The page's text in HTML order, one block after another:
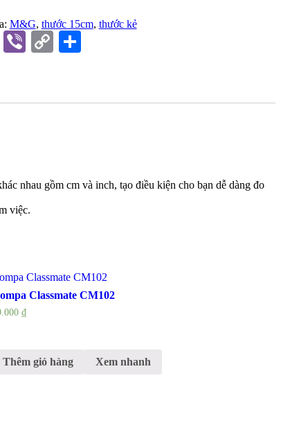
M&G, thước 15cm, thước kẻ
GmailViberCopy
nhau gồm cm và inch, tạo điều kiện cho bạn dễ dàng đo
việc.
Classmate CM102
Classmate CM102
₫
Thêm giỏ hàng Xem nhanh